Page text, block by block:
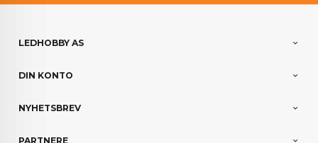
LEDHOBBY AS
DIN KONTO
NYHETSBREV
PARTNERE